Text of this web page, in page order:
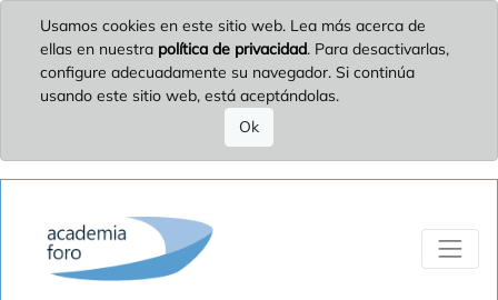
Usamos cookies en este sitio web. Lea más acerca de
ellas en nuestra política de privacidad. Para desactivarlas,
configure adecuadamente su navegador. Si continúa
usando este sitio web, está aceptándolas.
Ok